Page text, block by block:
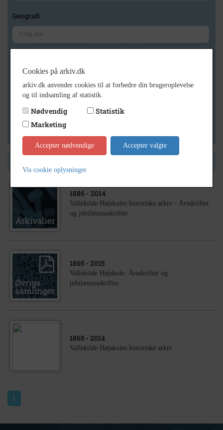
Geografi
Vis kun med billeder
Vis kun med filmklip
Vis kun med kilder
1886 - 2014
Vallekilde Højskoles historiske arkiv - Årsskrifter
og jubilæumsskrifter
1865 - 2015
Vallekilde Højskole. Årsskrifter og
jubilæumsskrifter.
1865 - 2014
Vallekilde Højskoles historiske arkiv
1
Cookies på arkiv.dk
arkiv.dk anvender cookies til at forbedre din brugeroplevelse
og til indsamling af statistik.
Nødvendig
Statistik
Marketing
Accepter nødvendige Accepter valgte
Vis cookie oplysninger